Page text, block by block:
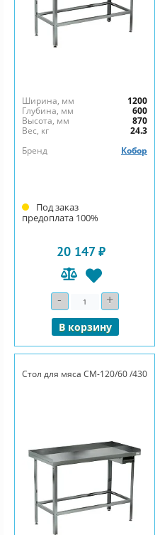
Ширина, мм
1200
Глубина, мм
600
Высота, мм
870
Вес, кг
24.3
Бренд
Кобор
Под заказ
предоплата 100%
20 147 ₽
- Количество
+
В корзину
Стол для мяса СМ-120/60 /430